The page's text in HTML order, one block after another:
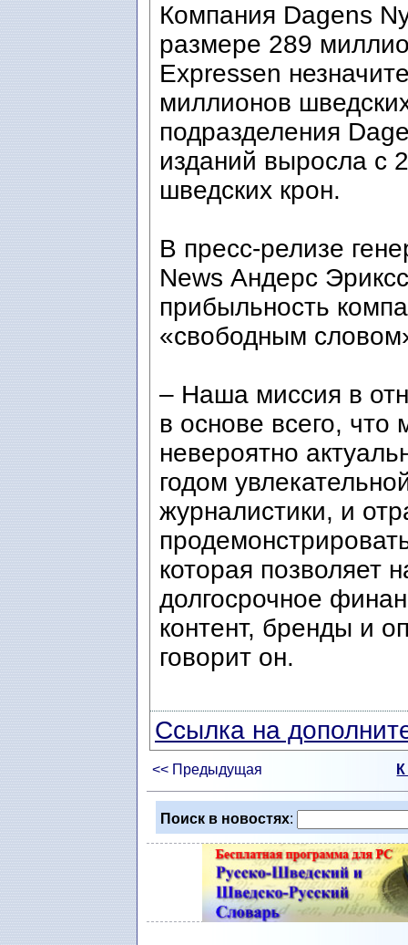
Компания Dagens
размере 289
Expressen
миллионов
подразделения
изданий выросла с
шведских крон.
В пресс-релизе
News Андерс
прибыльность
«свободным
– Наша миссия в
в основе всего,
невероятно
годом
журналистики, и
которая позволяет
долгосрочное
контент, бренды и
говорит он.
Ссылка на
<< Предыдущая
Поиск в новостях: